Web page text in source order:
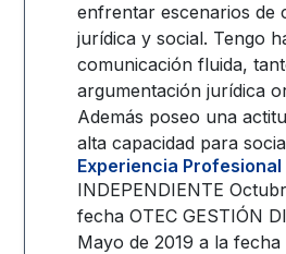
enfrentar escenarios de
jurídica y social. Tengo
comunicación fluida,
argumentación jurídica
Además poseo una
alta capacidad para
Experiencia Profesional
INDEPENDIENTE
fecha OTEC GESTIÓN
Mayo de 2019 a la fecha